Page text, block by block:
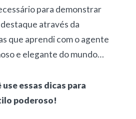
para demonstrar
através da
que aprendi com o agente
e elegante do mundo…
essas dicas para
poderoso!